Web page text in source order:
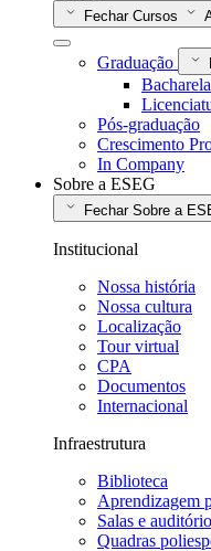
Fechar Cursos
Graduação
Pós-graduação
Crescimento
In Company
Sobre a ESEG
Fechar Sobre a
Institucional
Nossa história
Nossa cultura
Localização
Tour virtual
CPA
Documentos
Internacional
Infraestrutura
Biblioteca
Aprendizagem
Salas e
Quadras